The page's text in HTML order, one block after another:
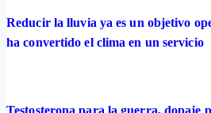
Reducir la lluvia ya es un objetivo
ha convertido el clima en un servicio
Testosterona para la guerra, dopaje